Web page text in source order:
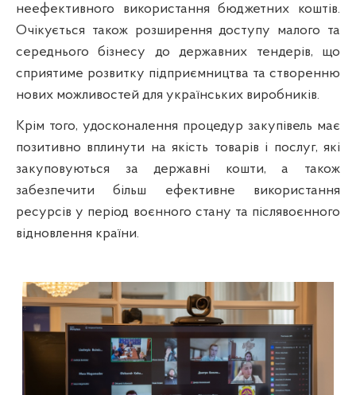
неефективного використання бюджетних коштів.
Очікується також розширення доступу малого та
середнього бізнесу до державних тендерів, що
сприятиме розвитку підприємництва та створенню
нових можливостей для українських виробників.
Крім того, удосконалення процедур закупівель має
позитивно вплинути на якість товарів і послуг, які
закуповуються за державні кошти, а також
забезпечити більш ефективне використання
ресурсів у період воєнного стану та післявоєнного
відновлення країни.